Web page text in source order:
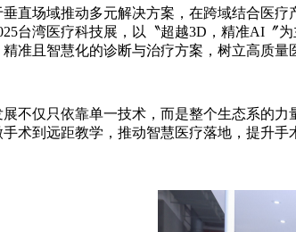
直场域推动多元解决方案，在跨域结合医
台湾医疗科技展，以〝超越3D，精准AI
准且智慧化的诊断与治疗方案，树立高质量
不仅只依靠单一技术，而是整个生态系的
术到远距教学，推动智慧医疗落地，提升